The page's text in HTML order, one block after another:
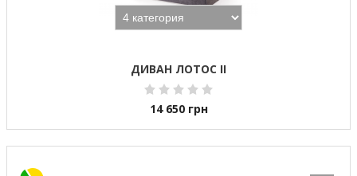
ДИВАН ЛОТОС II
14 650 грн